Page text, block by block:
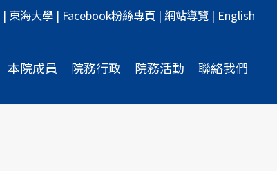
| 東海大學 | Facebook粉絲專頁 | 網站導覽 | English
本院成員 院務行政 院務活動 聯絡我們